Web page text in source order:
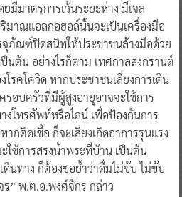
มีมาตรการเว้นระยะห่าง มีเจล
มาณแอลกอฮอล์นั้นจะเป็นเครื่องมือ
จุภัณฑ์ปิดสนิทให้ประชาชนล้างมือด้วย
นต้น อย่างไรก็ตาม เทศกาลสงกรานต์
รคโควิด หากประชาชนเลี่ยงการเดิน
รอบครัวที่มีผู้สูงอายุอาจจะใช้การ
โทรศัพท์หรือไลน์ เพื่อป้องกันการ
กติดเชื้อ ก็จะเสี่ยงเกิดอาการรุนแรง
ใช้การสรงน้ำพระที่บ้าน เป็นต้น
ดินทาง ก็ต้องขอย้ำว่าดื่มไม่ขับ ไม่ขับ
” พ.ต.อ.พงศ์จักร กล่าว